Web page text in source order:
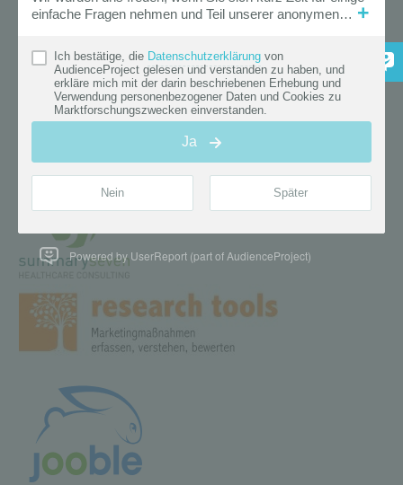
Powered by UserReport (part of AudienceProject)